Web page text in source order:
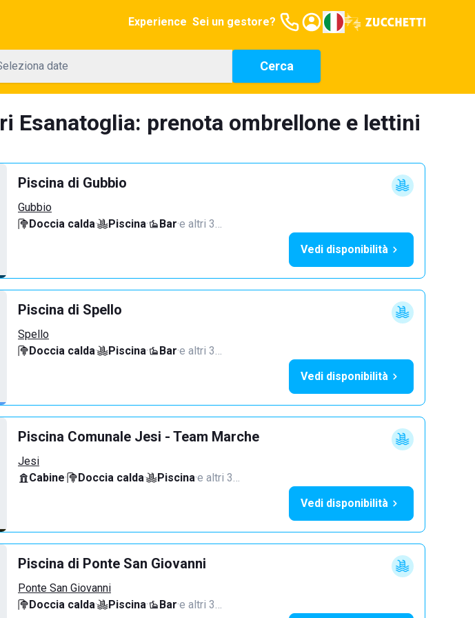
Experience Sei un gestore?
date Cerca
Esanatoglia: prenota ombrellone e lettini
Piscina di Gubbio
Gubbio
Doccia calda· Piscina· Bar·e altri 3…
Vedi disponibilità
Piscina di Spello
Spello
Doccia calda· Piscina· Bar·e altri 3…
Vedi disponibilità
Piscina Comunale Jesi - Team Marche
Jesi
Cabine· Doccia calda· Piscina·e altri 3…
Vedi disponibilità
Piscina di Ponte San Giovanni
Ponte San Giovanni
Doccia calda· Piscina· Bar·e altri 3…